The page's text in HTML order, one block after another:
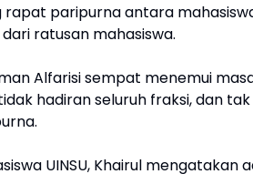
paripurna antara
ratusan mahasiswa.
Alfarisi sempat menemui
hadiran seluruh fraksi, dan
UINSU, Khairul